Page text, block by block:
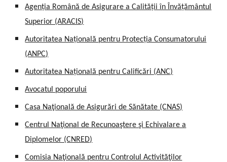
Agenția Română de Asigurare a Calității în Învățământul
Superior (ARACIS)
Autoritatea Națională pentru Protecția Consumatorului
(ANPC)
Autoritatea Națională pentru Calificări (ANC)
Avocatul poporului
Casa Naţională de Asigurări de Sănătate (CNAS)
Centrul Naţional de Recunoaştere şi Echivalare a
Diplomelor (CNRED)
Comisia Naţională pentru Controlul Activităţilor